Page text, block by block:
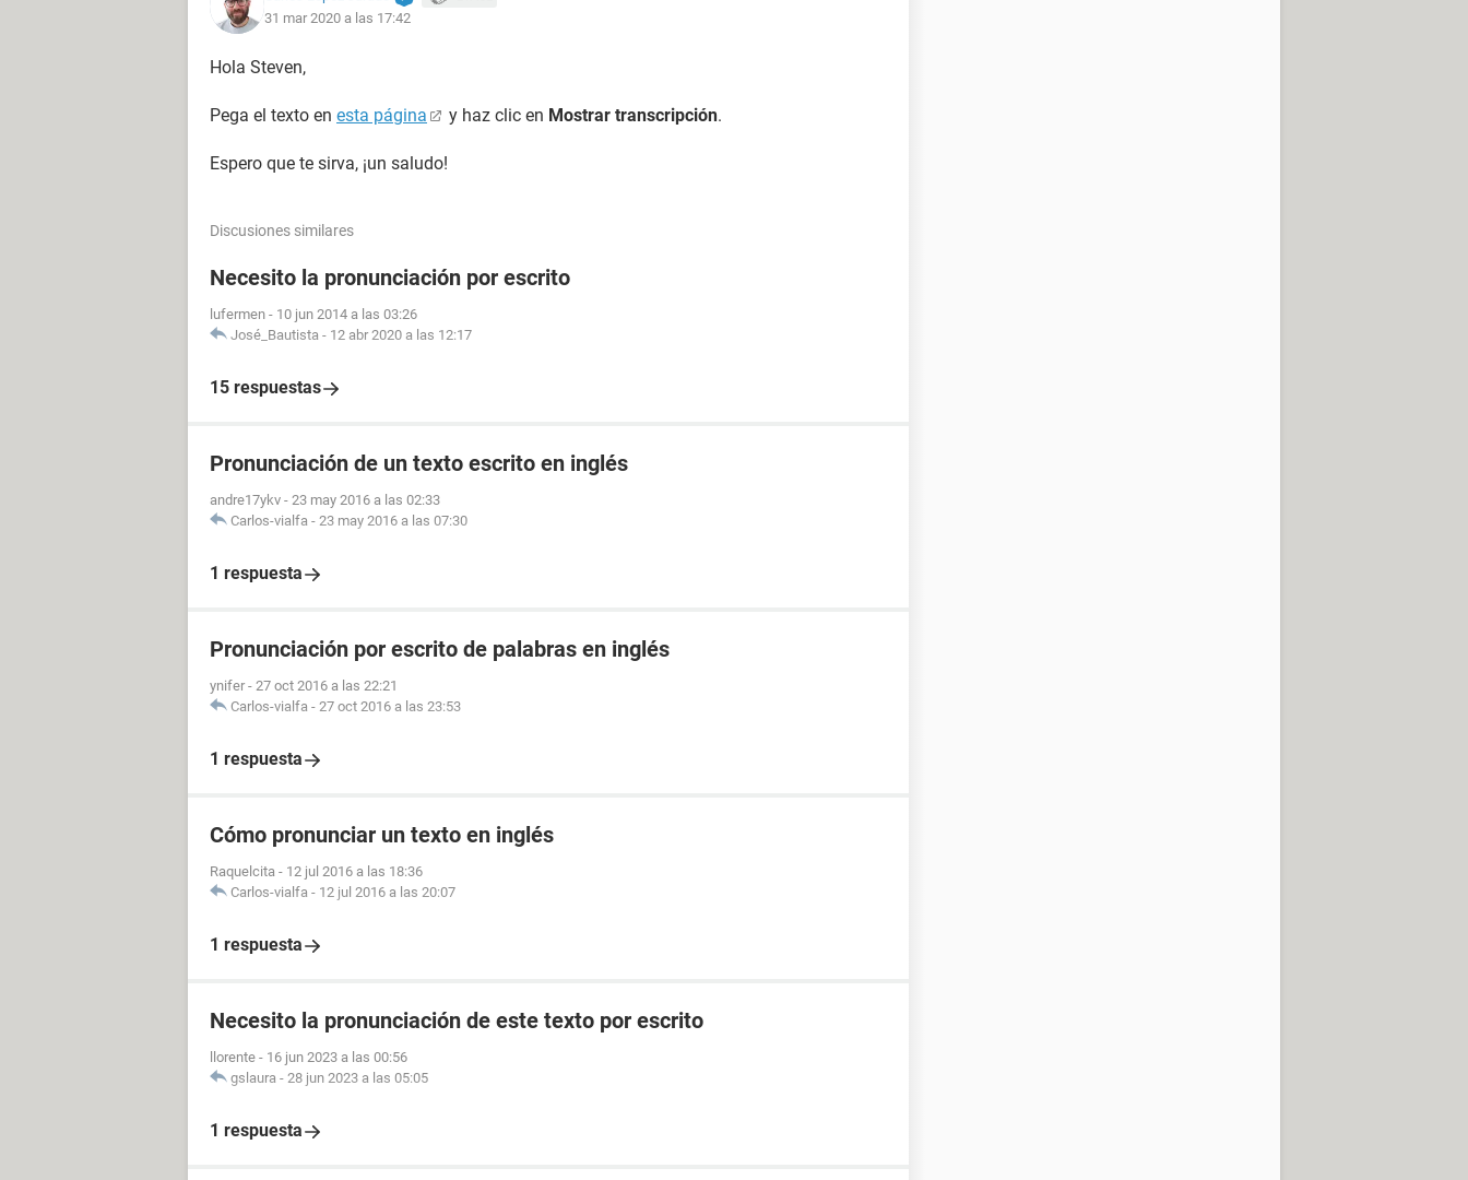
31 mar 2020 a las 17:42
Hola Steven,
Pega el texto en esta página y haz clic en Mostrar transcripción.
Espero que te sirva, ¡un saludo!
Discusiones similares
Necesito la pronunciación por escrito
lufermen - 10 jun 2014 a las 03:26
José_Bautista - 12 abr 2020 a las 12:17
15 respuestas
Pronunciación de un texto escrito en inglés
andre17ykv - 23 may 2016 a las 02:33
Carlos-vialfa - 23 may 2016 a las 07:30
1 respuesta
Pronunciación por escrito de palabras en inglés
ynifer - 27 oct 2016 a las 22:21
Carlos-vialfa - 27 oct 2016 a las 23:53
1 respuesta
Cómo pronunciar un texto en inglés
Raquelcita - 12 jul 2016 a las 18:36
Carlos-vialfa - 12 jul 2016 a las 20:07
1 respuesta
Necesito la pronunciación de este texto por escrito
llorente - 16 jun 2023 a las 00:56
gslaura - 28 jun 2023 a las 05:05
1 respuesta